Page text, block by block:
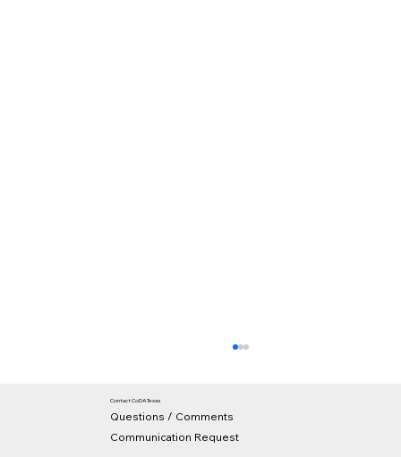
Contact CoDA Texas
Questions / Comments
Communication Request